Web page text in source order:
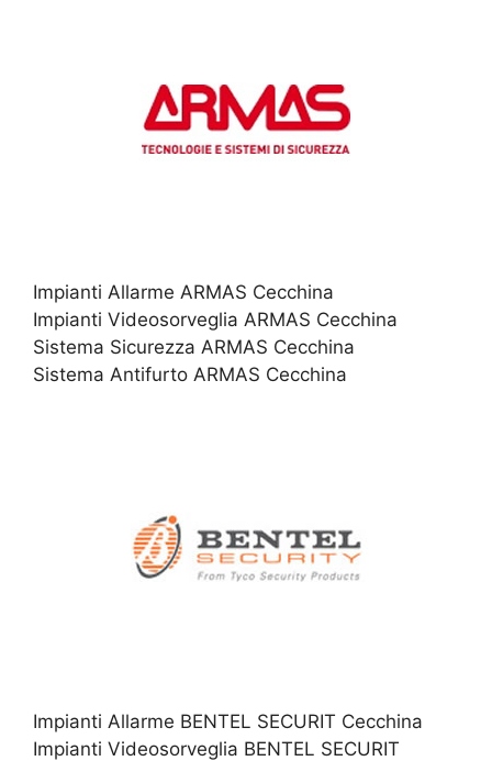
Impianti Allarme ARMAS Cecchina
Impianti Videosorveglia ARMAS Cecchina
Sistema Sicurezza ARMAS Cecchina
Sistema Antifurto ARMAS Cecchina
Impianti Allarme BENTEL SECURIT Cecchina
Impianti Videosorveglia BENTEL SECURIT